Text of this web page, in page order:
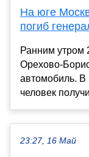
На юге
погиб
Ранним утром
Орехово-
автомобиль. В
человек
23:27, 16 Май